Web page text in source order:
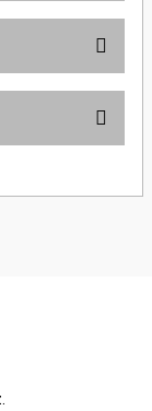
tarafımıza